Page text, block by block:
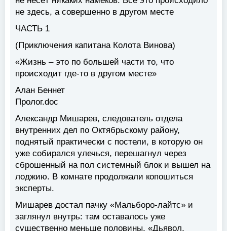
не здесь, а совершенно в другом месте
ЧАСТЬ 1
(Приключения капитана Колота Винова)
«Жизнь – это по большей части то, что
происходит где-то в другом месте»
Алан Беннет
Пролог.doc
Александр Мишарев, следователь отдела
внутренних дел по Октябрьскому району,
поднятый практически с постели, в которую он
уже собирался улечься, перешагнул через
сброшенный на пол системный блок и вышел на
лоджию. В комнате продолжали копошиться
эксперты.
Мишарев достал пачку «Мальборо-лайтс» и
заглянул внутрь: там оставалось уже
существенно меньше половины. «Дьявол,